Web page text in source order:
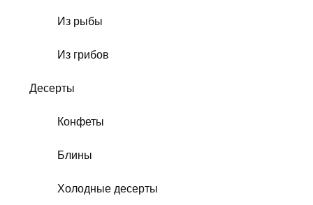
Из рыбы
Из грибов
Десерты
Конфеты
Блины
Холодные десерты